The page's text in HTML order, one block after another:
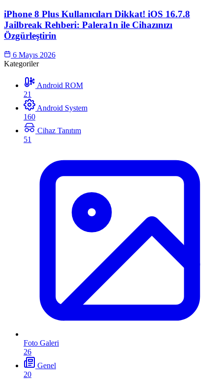
iPhone 8 Plus Kullanıcıları Dikkat! iOS 16.7.8
Jailbreak Rehberi: Palera1n ile Cihazınızı
Özgürleştirin
6 Mayıs 2026
Kategoriler
Android ROM
21
Android System
160
Cihaz Tanıtım
51
Foto Galeri
26
Genel
20